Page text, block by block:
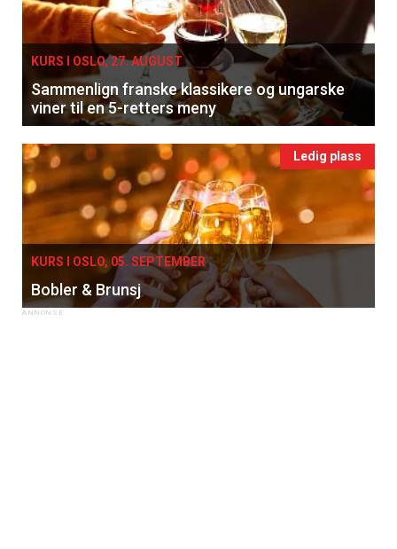
KURS I OSLO, 27. AUGUST
Sammenlign franske klassikere og ungarske
viner til en 5-retters meny
Ledig plass
KURS I OSLO, 05. SEPTEMBER
Bobler & Brunsj